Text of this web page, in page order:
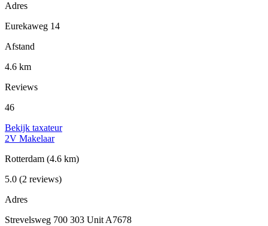
Adres
Eurekaweg 14
Afstand
4.6 km
Reviews
46
Bekijk taxateur
2V Makelaar
Rotterdam (4.6 km)
5.0 (2 reviews)
Adres
Strevelsweg 700 303 Unit A7678